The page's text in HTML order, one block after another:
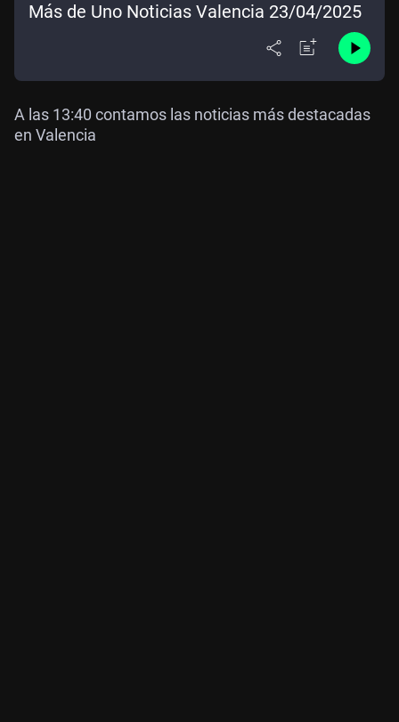
Más de Uno Noticias Valencia 23/04/2025
A las 13:40 contamos las noticias más destacadas
en Valencia